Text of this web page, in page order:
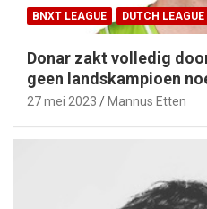
BNXT LEAGUE DUTCH
Donar zakt volledig
geen landskampioen
27 mei 2023 Mannus Etten